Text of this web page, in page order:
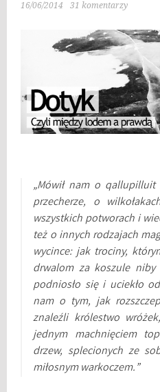
16/06/2014 31 komentarzy
„Mówił nam o qallupilluiti
przecherze, o
wszystkich potworach i
też o innych rodzajach
wycince: jak trociny,
drwalom za koszule
podniosło się i uciekło
nam o tym, jak
znaleźli królestwo
jednym machnięciem
drzew, splecionych ze
miłosnym warkoczem.”